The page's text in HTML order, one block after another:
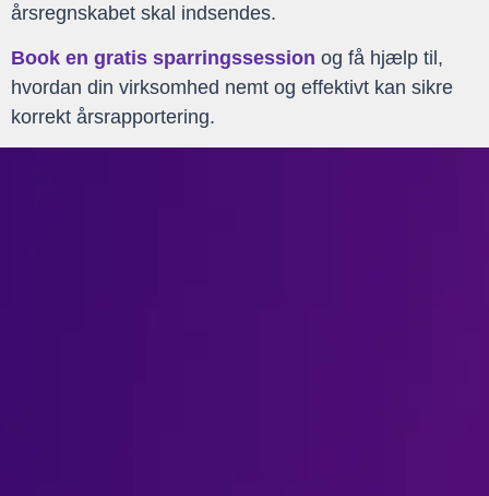
årsregnskabet skal indsendes.
Book en gratis sparringssession og få hjælp til,
hvordan din virksomhed nemt og effektivt kan sikre
korrekt årsrapportering.